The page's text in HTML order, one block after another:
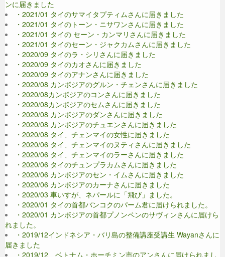
ンに届きました
・2021/01 タイのサマイタプティムさんに届きました
・2021/01 タイのトーン・ニサワンさんに届きました
・2021/01 タイの セーン・カンマリさんに届きました
・2021/01 タイのセーン・ジャクカムさんに届きました
・2020/09 タイのラ・シリさんに届きました
・2020/09 タイのカオさんに届きました
・2020/09 タイのアナンさんに届きました
・2020/08 カンボジアのグルン・チェンさんに届きました
・2020/08カンボジアのコンさんに届きました
・2020/08カンボジアのセムさんに届きました
・2020/08 カンボジアのダンさんに届きました
・2020/08 カンボジアのチュエンさんに届きました
・2020/08 タイ、チェンマイの女性に届きました
・2020/06 タイ、チェンマイのヌティさんに届きました
・2020/06 タイ、チェンマイのラーさんに届きました
・2020/06 タイのチュンプラカムさんに届きました
・2020/06 カンボジアのセン・イムさんに届きました
・2020/06 カンボジアのカーナさんに届きました
・2020/03 車いすが、ネパールに「飛び」ました。
・2020/01 タイの首都バンコクのパーム君に届けられました。
・2020/01 カンボジアの首都プノンペンのサヴィンさんに届けら
れました。
・2019/12インドネシア・バリ島の整備講座受講生 Wayanさんに
届きました
・2019/12 ベトナム・ホーチミン市のアンさんに届けられまし